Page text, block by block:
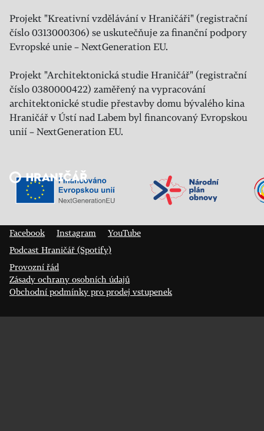
Projekt "Kreativní vzdělávání v Hraničáři" (registrační
číslo 0313000306) se uskutečňuje za finanční podpory
Evropské unie – NextGeneration EU.
Projekt "Architektonická studie Hraničář" (registrační
číslo 0380000422) zaměřený na vypracování
architektonické studie přestavby domu bývalého kina
Hraničář v Ústí nad Labem byl financovaný Evropskou
unií – NextGeneration EU.
Veřejný sál Hraničář, spolek
Facebook
Instagram
YouTube
Podcast Hraničář (Spotify)
Provozní řád
Zásady ochrany osobních údajů
Obchodní podmínky pro prodej vstupenek